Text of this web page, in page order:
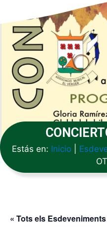
Estás en: Inicio
« Tots els Esdeveniments